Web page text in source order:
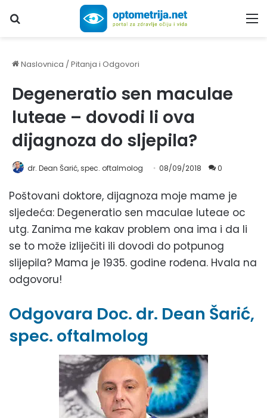
Upiši traženi pojam...
Naslovnica /Pitanja i Odgovori
Degeneratio sen maculae
luteae – dovodi li ova
dijagnoza do sljepila?
dr. Dean Šarić, spec. oftalmolog 08/09/2018 0
Poštovani doktore, dijagnoza moje mame je
sljedeća: Degeneratio sen maculae luteae oc
utg. Zanima me kakav problem ona ima i da li
se to može izliječiti ili dovodi do potpunog
slijepila? Mama je 1935. godine rođena. Hvala na
odgovoru!
Odgovara Doc. dr. Dean Šarić,
spec. oftalmolog